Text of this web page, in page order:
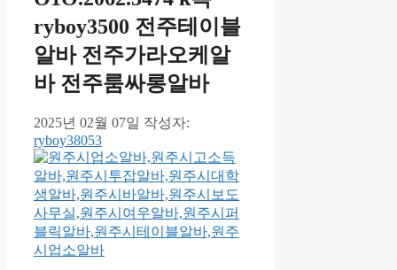
ryboy3500 전주테이블
알바 전주가라오케알
바 전주룸싸롱알바
2025년 02월 07일 작성자:
ryboy38053